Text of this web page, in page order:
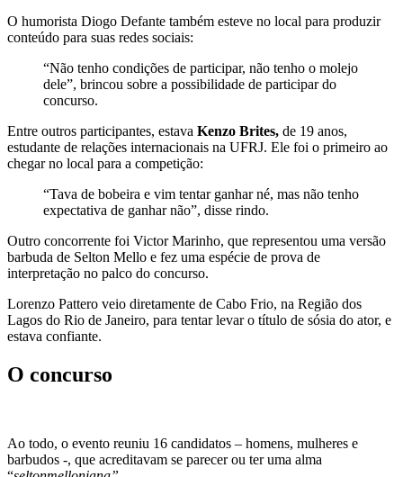
O humorista Diogo Defante também esteve no local para produzir
conteúdo para suas redes sociais:
“Não tenho condições de participar, não tenho o molejo
dele”, brincou sobre a possibilidade de participar do
concurso.
Entre outros participantes, estava Kenzo Brites, de 19 anos,
estudante de relações internacionais na UFRJ. Ele foi o primeiro ao
chegar no local para a competição:
“Tava de bobeira e vim tentar ganhar né, mas não tenho
expectativa de ganhar não”, disse rindo.
Outro concorrente foi Victor Marinho, que representou uma versão
barbuda de Selton Mello e fez uma espécie de prova de
interpretação no palco do concurso.
Lorenzo Pattero veio diretamente de Cabo Frio, na Região dos
Lagos do Rio de Janeiro, para tentar levar o título de sósia do ator, e
estava confiante.
O concurso
Ao todo, o evento reuniu 16 candidatos – homens, mulheres e
barbudos -, que acreditavam se parecer ou ter uma alma